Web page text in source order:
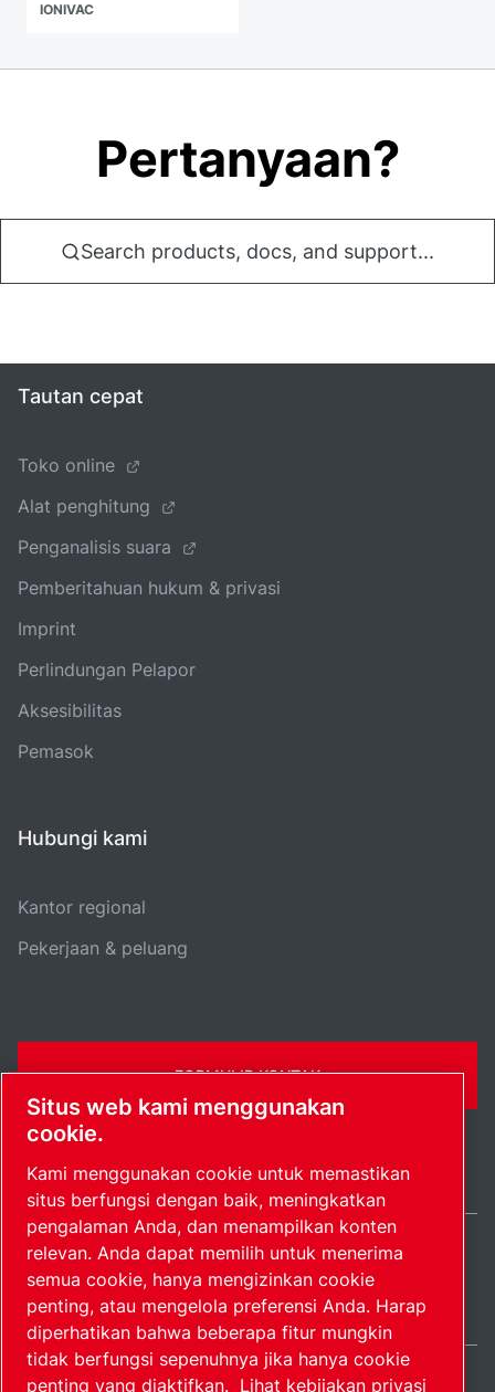
IONIVAC
Pertanyaan?
Search products, docs, and support...
Tautan cepat
Toko online
Alat penghitung
Penganalisis suara
Pemberitahuan hukum & privasi
Imprint
Perlindungan Pelapor
Aksesibilitas
Pemasok
Hubungi kami
Kantor regional
Pekerjaan & peluang
FORMULIR KONTAK
Peta situsKelola preferensi© 2026 Hak Cipta.
Indonesia / IN
Situs web kami menggunakan
cookie.
Kami menggunakan cookie untuk memastikan
situs berfungsi dengan baik, meningkatkan
pengalaman Anda, dan menampilkan konten
relevan. Anda dapat memilih untuk menerima
semua cookie, hanya mengizinkan cookie
penting, atau mengelola preferensi Anda. Harap
diperhatikan bahwa beberapa fitur mungkin
tidak berfungsi sepenuhnya jika hanya cookie
penting yang diaktifkan. Lihat kebijakan privasi